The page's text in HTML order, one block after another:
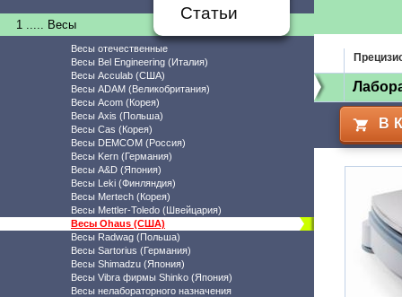
Статьи
1 ..... Весы
Весы отечественные
Весы Bel Engineering (Италия)
Весы Acculab (США)
Весы ADAM (Великобритания)
Весы Acom (Корея)
Весы Axis (Польша)
Весы Cas (Корея)
Весы DEMCOM (Россия)
Весы Kern (Германия)
Весы A&D (Япония)
Весы Leki (Финляндия)
Весы Mertech (Корея)
Весы Mettler-Toledo (Швейцария)
Весы Ohaus (США)
Весы Radwag (Польша)
Весы Sartorius (Германия)
Весы Shimadzu (Япония)
Весы Vibra фирмы Shinko (Япония)
Весы нелабораторного назначения
В